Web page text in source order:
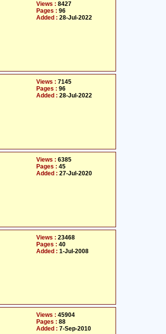
Views : 8427
Pages : 96
Added : 28-Jul-2022
Views : 7145
Pages : 96
Added : 28-Jul-2022
Views : 6385
Pages : 45
Added : 27-Jul-2020
Views : 23468
Pages : 40
Added : 1-Jul-2008
Views : 45904
Pages : 88
Added : 7-Sep-2010